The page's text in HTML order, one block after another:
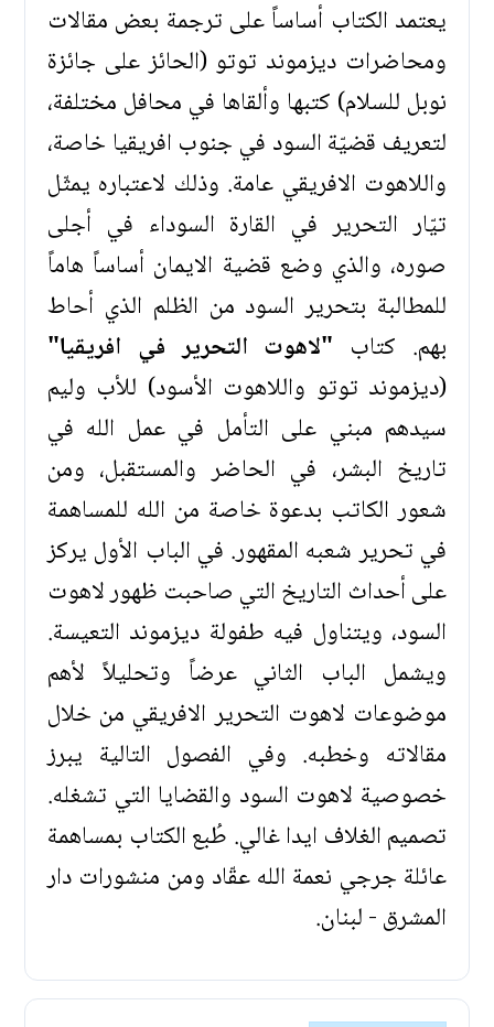
يعتمد الكتاب أساساً على ترجمة بعض مقالات
ومحاضرات ديزموند توتو (الحائز على جائزة
نوبل للسلام) كتبها وألقاها في محافل مختلفة،
لتعريف قضيّة السود في جنوب افريقيا خاصة،
واللاهوت الافريقي عامة. وذلك لاعتباره يمثّل
تيّار التحرير في القارة السوداء في أجلى
صوره، والذي وضع قضية الايمان أساساً هاماً
للمطالبة بتحرير السود من الظلم الذي أحاط
بهم. كتاب "لاهوت التحرير في افريقيا"
(ديزموند توتو واللاهوت الأسود) للأب وليم
سيدهم مبني على التأمل في عمل الله في
تاريخ البشر، في الحاضر والمستقبل، ومن
شعور الكاتب بدعوة خاصة من الله للمساهمة
في تحرير شعبه المقهور. في الباب الأول يركز
على أحداث التاريخ التي صاحبت ظهور لاهوت
السود، ويتناول فيه طفولة ديزموند التعيسة.
ويشمل الباب الثاني عرضاً وتحليلاً لأهم
موضوعات لاهوت التحرير الافريقي من خلال
مقالاته وخطبه. وفي الفصول التالية يبرز
خصوصية لاهوت السود والقضايا التي تشغله.
تصميم الغلاف ايدا غالي. طُبع الكتاب بمساهمة
عائلة جرجي نعمة الله عقّاد ومن منشورات دار
المشرق - لبنان.